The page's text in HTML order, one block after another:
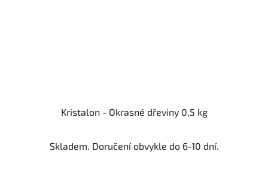
Kristalon - Okrasné dřeviny 0,5 kg
Skladem. Doručení obvykle do 6-10 dní.